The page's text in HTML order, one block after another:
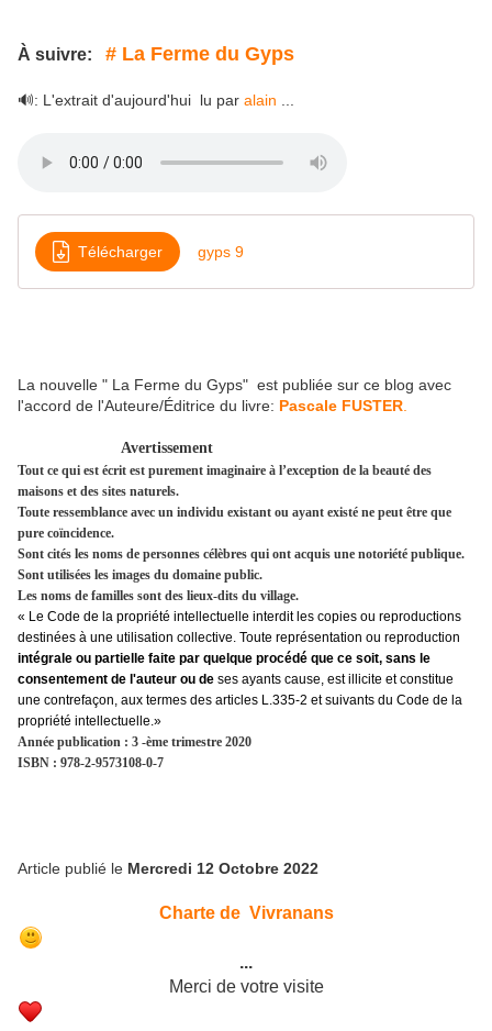
À suivre: # La Ferme du Gyps
🔊: L'extrait d'aujourd'hui lu par alain
Télécharger gyps 9
La nouvelle " La Ferme du Gyps" est publiée sur ce blog avec
l'accord de l'Auteure/Éditrice du livre: Pascale FUSTER
Avertissement
Tout ce qui est écrit est purement imaginaire à l’exception de la beauté des
maisons et des sites naturels.
Toute ressemblance avec un individu existant ou ayant existé ne peut être que
pure coïncidence.
Sont cités les noms de personnes célèbres qui ont acquis une notoriété publique.
Sont utilisées les images du domaine public.
Les noms de familles sont des lieux-dits du village.
« Le Code de la propriété intellectuelle interdit les copies ou reproductions
destinées à une utilisation collective. Toute représentation ou reproduction
intégrale ou partielle faite par quelque procédé que ce soit, sans le
consentement de l'auteur ou de ses ayants cause, est illicite et constitue
une contrefaçon, aux termes des articles L.335-2 et suivants du Code de la
propriété intellectuelle.»
Année publication : 3 -ème trimestre 2020
ISBN : 978-2-9573108-0-7
Article publié le Mercredi 12 Octobre 2022
Charte de Vivranans
...
Merci de votre visite